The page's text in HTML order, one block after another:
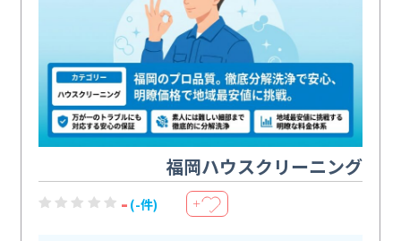
福岡ハウスクリーニング
- (-件) ＋